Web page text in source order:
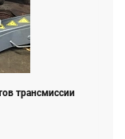
трансмиссии